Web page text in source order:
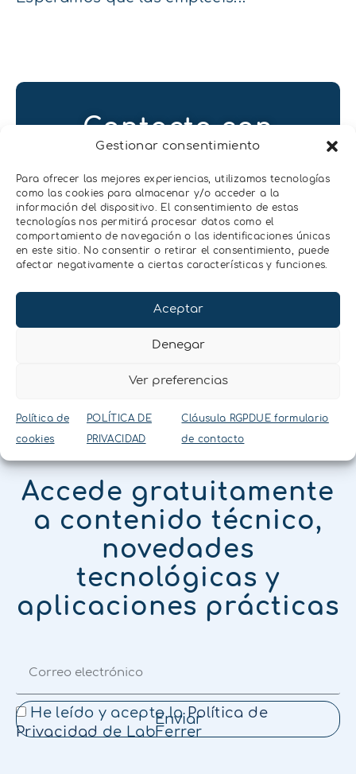
Gestionar consentimiento
Para ofrecer las mejores experiencias, utilizamos tecnologías
como las cookies para almacenar y/o acceder a la
información del dispositivo. El consentimiento de estas
tecnologías nos permitirá procesar datos como el
comportamiento de navegación o las identificaciones únicas
en este sitio. No consentir o retirar el consentimiento, puede
afectar negativamente a ciertas características y funciones.
Aceptar
Denegar
Ver preferencias
Política de
cookies
POLÍTICA DE
PRIVACIDAD
Cláusula RGPDUE formulario
de contacto
Contacta con
nosotros
Contactar
NEWSLETTER
Accede gratuitamente
a contenido técnico,
novedades
tecnológicas y
aplicaciones prácticas
He leído y acepto la Política de
Privacidad de LabFerrer
Enviar